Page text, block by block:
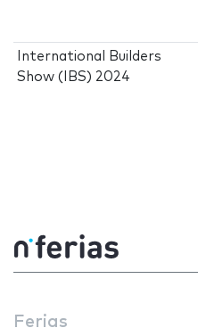
International Builders
Show (IBS) 2024
Ferias